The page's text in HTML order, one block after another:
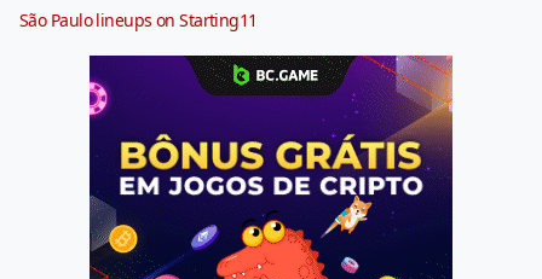
São Paulo lineups on Starting11